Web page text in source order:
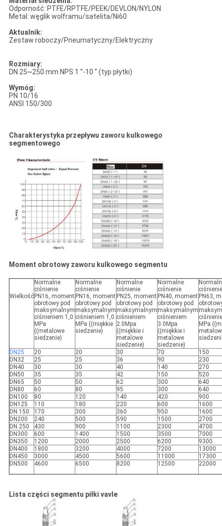
Odporność: PTFE/RPTFE/PEEK/DEVLON/NYLON
Metal: węglik wolframu/satelita/Ni60
Aktualnik:
Zestaw roboczy/Pneumatyczny/Elektryczny
Rozmiary:
DN 25~250 mm NPS 1 ′′-10 ′′ (typ płytki)
Wymóg:
PN 10/16
ANSI 150/300
Charakterystyka przepływu zaworu kulkowego
segmentowego
Moment obrotowy zaworu kulkowego segmentu
Wielkość
Normalne
ciśnienie
PN16, moment
obrotowy pod
maksymalnym
ciśnieniem 1,0
MPa
((metalowe
siedzenie)
Normalne
ciśnienie
PN16, moment
obrotowy pod
maksymalnym
ciśnieniem 1,0
MPa ((miękkie
siedzenie)
Normalne
ciśnienie
PN25, moment
obrotowy pod
maksymalnym
ciśnieniem
2.0Mpa
((miękkie i
metalowe
siedzenie)
Normalne
ciśnienie
PN40, moment
obrotowy pod
maksymalnym
ciśnieniem
3.0Mpa
((miękkie i
metalowe
siedzenie)
ciśnienie
PN63,
MPa
DN25 20 20 30 70
150
DN32
25 25 36 90
230
DN40
30 30 40 140
270
DN50
35 35 42 150
520
DN65
50 50 62 300
640
DN80
60 80 95 300
640
DN100
80 120 140 420
900
DN125
110 180 220 600
1600
DN 150
170 300 360 950
1600
DN200
240 500 590 1500
2700
DN 250
430 900 1100 2300
4700
DN300
600 1400 1500 3500
7000
DN350
1200 2000 2500 6200
9300
DN400
1800 3200 4000 7200
13000
DN450
3000 4500 5600 11000
17300
DN500
4600 6500 8200 12500 22000
Lista części segmentu piłki vavle